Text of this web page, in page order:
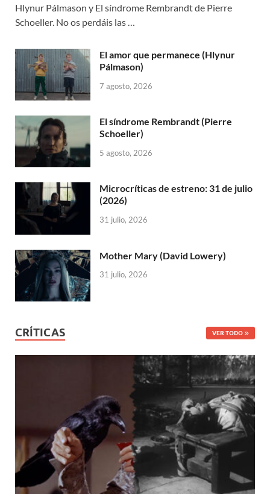
Hlynur Pálmason y El síndrome Rembrandt de Pierre
Schoeller. No os perdáis las …
El amor que permanece (Hlynur
Pálmason)
7 agosto, 2026
El síndrome Rembrandt (Pierre
Schoeller)
5 agosto, 2026
Microcríticas de estreno: 31 de julio
(2026)
31 julio, 2026
Mother Mary (David Lowery)
31 julio, 2026
CRÍTICAS VER TODO